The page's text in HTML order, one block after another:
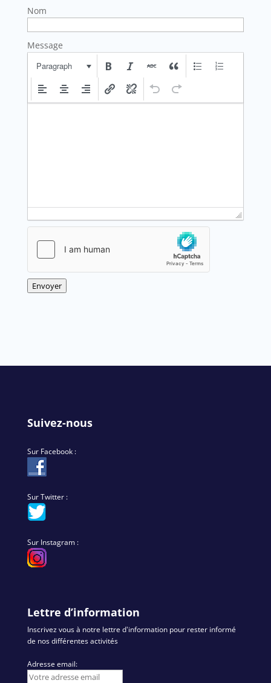
Nom
Message
Paragraph
Envoyer
Suivez-nous
Sur Facebook :
Sur Twitter :
Sur Instagram :
Lettre d’information
Inscrivez vous à notre lettre d'information pour rester informé
de nos différentes activités
Adresse email: